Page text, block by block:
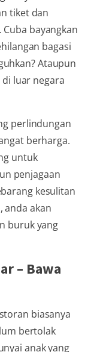
tiket dan
bayangkan
bagasi
Ataupun
luar negara
perlindungan
berharga.
untuk
penjagaan
kesulitan
anda akan
buruk yang
– Bawa
biasanya
bertolak
anak yang